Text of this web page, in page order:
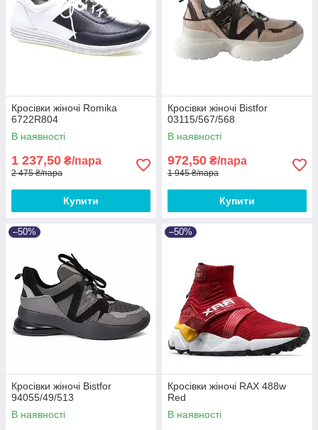
Кросівки жіночі Romika
6722R804
В наявності
1 237,50 ₴/пара
2 475 ₴/пара
Купити
Кросівки жіночі Bistfor
03115/567/568
В наявності
972,50 ₴/пара
1 945 ₴/пара
Купити
–50%
Кросівки жіночі Bistfor
94055/49/513
В наявності
–50%
Кросівки жіночі RAX 488w
Red
В наявності